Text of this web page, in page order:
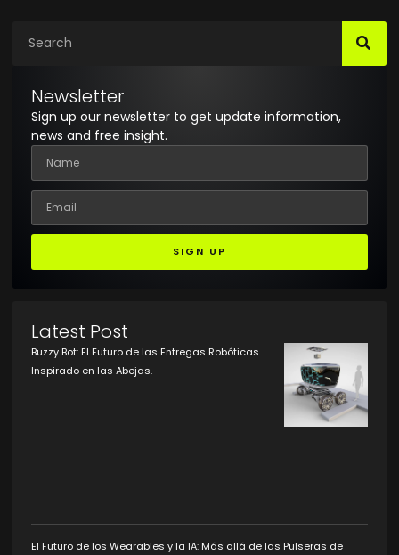
Newsletter
Sign up our newsletter to get update information,
news and free insight.
SIGN UP
Latest Post
Buzzy Bot: El Futuro de las Entregas Robóticas
Inspirado en las Abejas.
El Futuro de los Wearables y la IA: Más allá de las Pulseras de